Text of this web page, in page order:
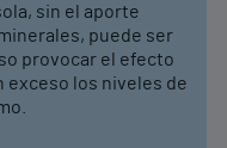
sin el aporte
puede ser
provocar el efecto
exceso los niveles de